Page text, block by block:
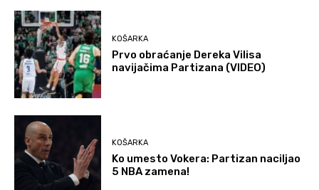
KOŠARKA
Prvo obraćanje Dereka Vilisa
navijačima Partizana (VIDEO)
KOŠARKA
Ko umesto Vokera: Partizan naciljao
5 NBA zamena!